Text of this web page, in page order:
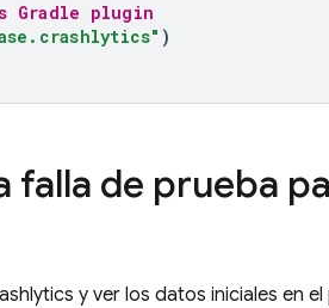
Gradle plugin
)
falla de prueba
y ver los datos iniciales en